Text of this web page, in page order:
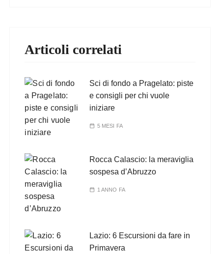
Articoli correlati
Sci di fondo a Pragelato: piste
e consigli per chi vuole
iniziare
5 MESI FA
Rocca Calascio: la meraviglia
sospesa d’Abruzzo
1 ANNO FA
Lazio: 6 Escursioni da fare in
Primavera